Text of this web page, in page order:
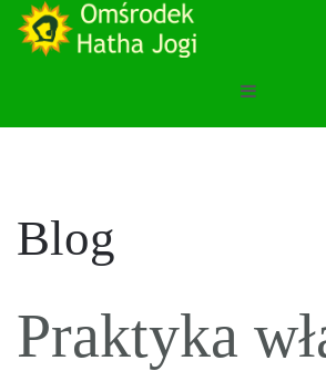
Blog
Praktyka